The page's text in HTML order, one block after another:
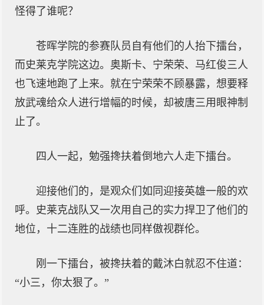
怪得了谁呢？
苍晖学院的参赛队员自有他们的人抬下擂台，
而史莱克学院这边。奥斯卡、宁荣荣、马红俊三人
也飞速地跑了上来。就在宁荣荣不顾暴露，想要释
放武魂给众人进行增幅的时候，却被唐三用眼神制
止了。
四人一起，勉强搀扶着倒地六人走下擂台。
迎接他们的，是观众们如同迎接英雄一般的欢
呼。史莱克战队又一次用自己的实力捍卫了他们的
地位，十二连胜的战绩也同样傲视群伦。
刚一下擂台，被搀扶着的戴沐白就忍不住道：
“小三，你太狠了。”